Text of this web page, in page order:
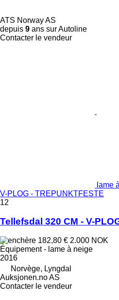
ATS Norway AS
depuis 9 ans sur Autoline
Contacter le vendeur
lame
V-PLOG - TREPUNKTFESTE
12
Tellefsdal 320 CM - V-
182,80 € 2.000 NOK
Équipement - lame à neige
2016
Norvège, Lyngdal
Auksjonen.no AS
Contacter le vendeur